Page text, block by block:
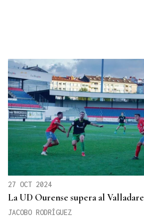
27 OCT 2024
La UD Ourense supera al
JACOBO RODRÍGUEZ